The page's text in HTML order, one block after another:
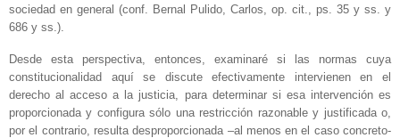
sociedad en general (conf. Bernal Pulido, Carlos, op. cit., ps. 35 y ss. y
686 y ss.).
Desde esta perspectiva, entonces, examinaré si las normas cuya
constitucionalidad aquí se discute efectivamente intervienen en el
derecho al acceso a la justicia, para determinar si esa intervención es
proporcionada y configura sólo una restricción razonable y justificada o,
por el contrario, resulta desproporcionada –al menos en el caso concreto-